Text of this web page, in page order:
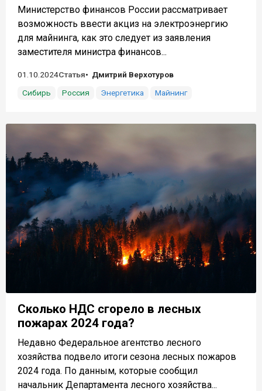
Министерство финансов России рассматривает
возможность ввести акциз на электроэнергию
для майнинга, как это следует из заявления
заместителя министра финансов...
01.10.2024Статья
Дмитрий Верхотуров
Сибирь
Россия Энергетика Майнинг
Сколько НДС сгорело в лесных
пожарах 2024 года?
Недавно Федеральное агентство лесного
хозяйства подвело итоги сезона лесных пожаров
2024 года. По данным, которые сообщил
начальник Департамента лесного хозяйства...